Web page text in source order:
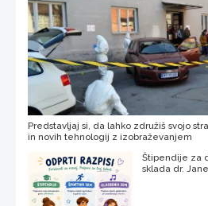
Predstavljaj si, da lahko združiš svojo
in novih tehnologij z izobraževanjem
Štipendije za
sklada dr.